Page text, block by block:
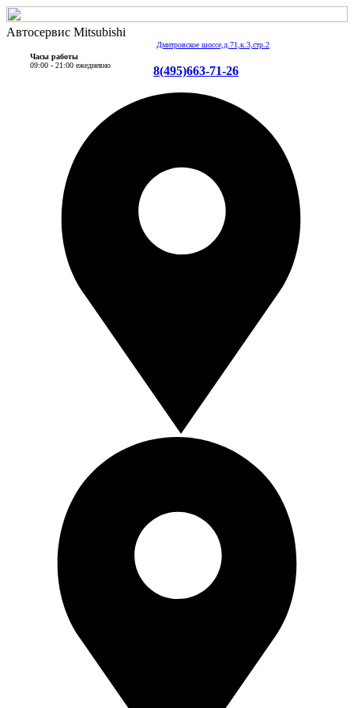
Автосервис Mitsubishi
Дмитровское шоссе,д.71,к.3,стр.2
Часы работы
09:00 - 21:00 ежедневно
8(495)663-71-26